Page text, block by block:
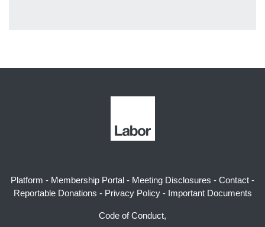
Platform - Membership Portal - Meeting Disclosures - Contact -
Reportable Donations - Privacy Policy- Important Documents
Code of Conduct,